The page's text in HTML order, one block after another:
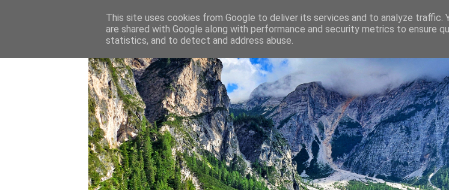
This site uses cookies from Google to deliver its services and to analyze traffic.
are shared with Google along with performance and security metrics to ensure
statistics, and to detect and address abuse.